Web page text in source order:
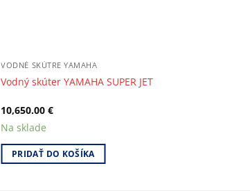
VODNÉ SKÚTRE YAMAHA
Vodný skúter YAMAHA SUPER JET
10,650.00€
Na sklade
PRIDAŤ DO KOŠÍKA